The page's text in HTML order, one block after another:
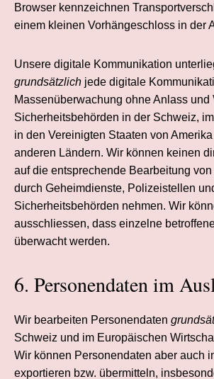
Browser kennzeichnen
einem kleinen Vorhängeschloss in der
Unsere digitale Kommunikation
grundsätzlich jede digitale
Massenüberwachung ohne Anlass und
Sicherheitsbehörden in der Schweiz,
in den Vereinigten Staaten von
anderen Ländern. Wir können keinen
auf die entsprechende Bearbeitung
durch Geheimdienste, Polizeistellen
Sicherheitsbehörden nehmen. Wir
ausschliessen, dass einzelne
überwacht werden.
6. Personendaten im
Wir bearbeiten Personendaten
Schweiz und im Europäischen
Wir können Personendaten aber auch
exportieren bzw. übermitteln,